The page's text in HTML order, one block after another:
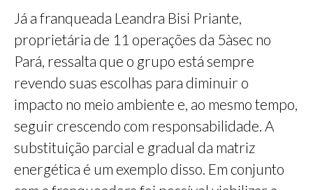
Já a franqueada Leandra Bisi Priante,
proprietária de 11 operações da 5àsec no
Pará, ressalta que o grupo está sempre
revendo suas escolhas para diminuir o
impacto no meio ambiente e, ao mesmo tempo,
seguir crescendo com responsabilidade. A
substituição parcial e gradual da matriz
energética é um exemplo disso. Em conjunto